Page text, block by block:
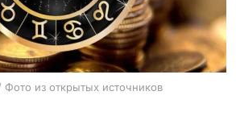
из открытых источников